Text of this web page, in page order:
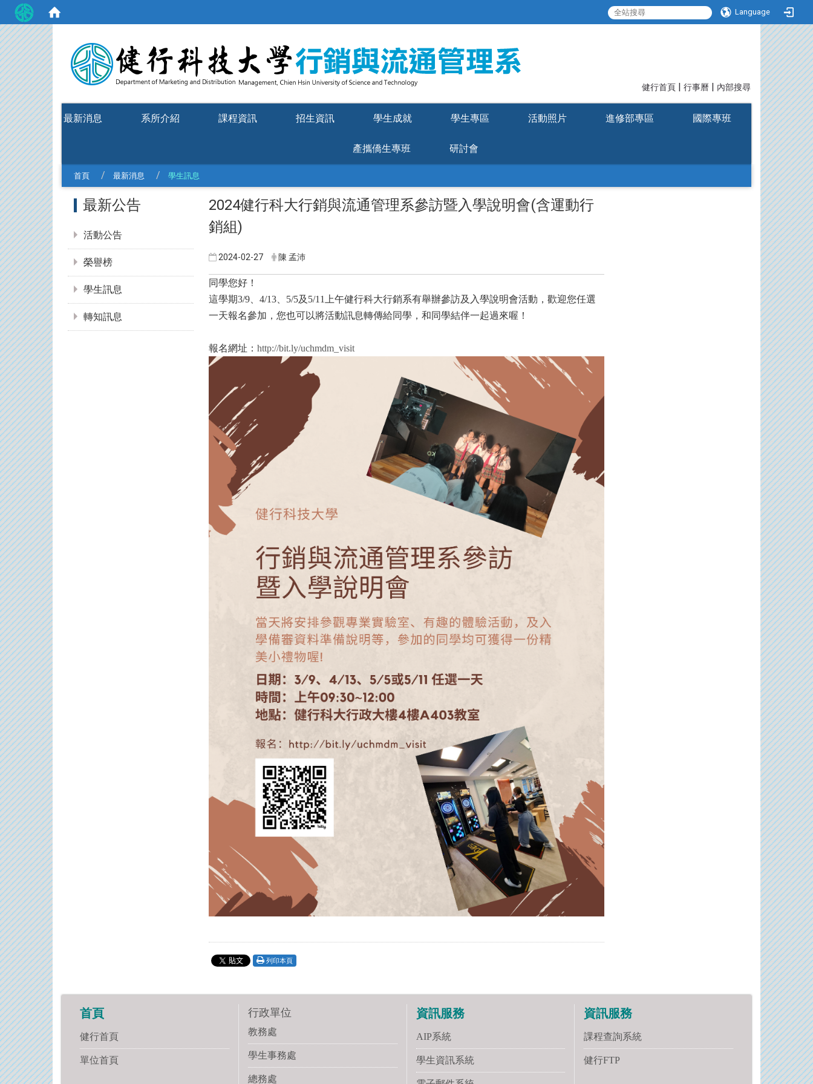
Language
健行首頁 | 行事曆 | 內部搜尋
最新消息 系所介紹 課程資訊 招生資訊 學生成就 學生專區 活動照片 進修部專區 國際專班
產攜僑生專班 研討會
首頁 最新消息 學生訊息
最新公告
活動公告
榮譽榜
學生訊息
轉知訊息
2024健行科大行銷與流通管理系參訪暨入學說明會(含運動行
銷組)
2024-02-27 陳 孟沛
同學您好！
這學期3/9、4/13、5/5及5/11上午健行科大行銷系有舉辦參訪及入學說明會活動，歡迎您任選
一天報名參加，您也可以將活動訊息轉傳給同學，和同學結伴一起過來喔！
報名網址： http://bit.ly/uchmdm_visit
列印本頁
首頁
健行首頁
單位首頁
行政單位
教務處
學生事務處
總務處
資訊服務
AIP系統
學生資訊系統
資訊服務
課程查詢系統
健行FTP